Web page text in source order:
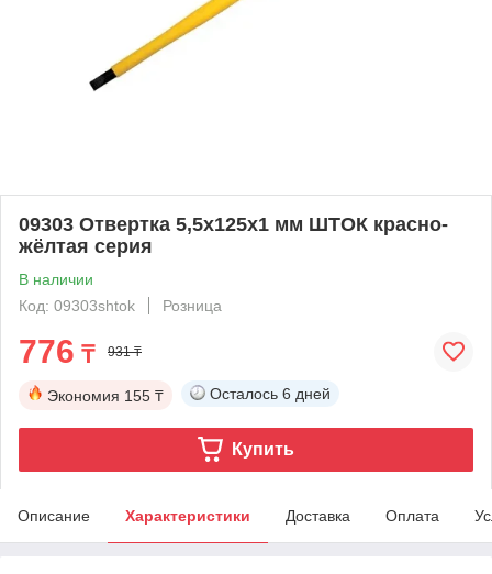
09303 Отвертка 5,5х125х1 мм ШТОК красно-
жёлтая серия
В наличии
Код: 09303shtok
Розница
776 ₸ 931 ₸
Экономия 155 ₸ Осталось 6 дней
Купить
Описание Характеристики Доставка Оплата